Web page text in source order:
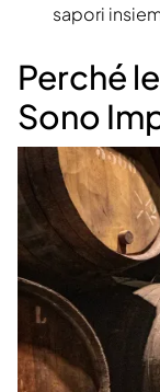
sapori
Perché
Sono